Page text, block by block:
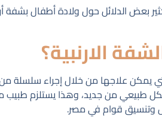
بعض الدلائل حول ولادة أطفال
الارنبية؟
يمكن علاجها من خلال إجراء
طبيعي من جديد، وهذا يستلزم
وتنسيق قوام في مصر.